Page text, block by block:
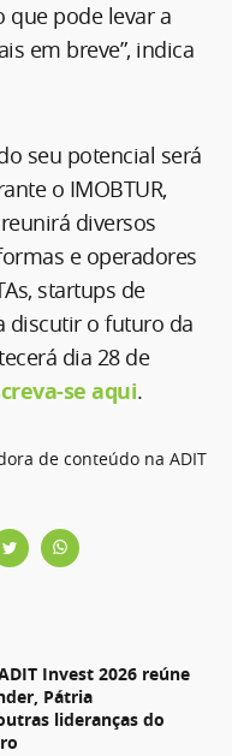
que pode levar a
em breve”, indica
seu potencial será
o IMOBTUR,
diversos
e operadores
startups de
discutir o futuro da
dia 28 de
se aqui.
de conteúdo na ADIT
Invest 2026 reúne
Pátria
lideranças do